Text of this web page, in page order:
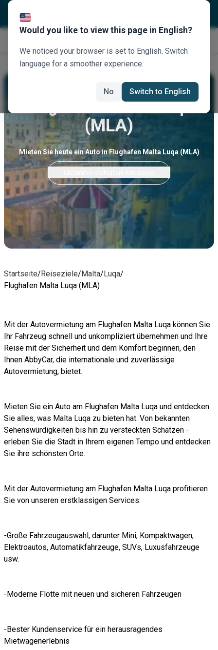
Flughafen Malta Luqa
(MLA)
Mieten Sie heute ein Auto in Flughafen Malta Luqa (MLA)
Startseite/Reiseziele/Malta/Luqa/
Flughafen Malta Luqa (MLA)
Mit der Autovermietung am Flughafen Malta Luqa können Sie
Ihr Fahrzeug schnell und unkompliziert übernehmen und Ihre
Reise mit der Sicherheit und dem Komfort beginnen, den
Ihnen AbbyCar, die internationale und zuverlässige
Autovermietung, bietet.
Mieten Sie ein Auto am Flughafen Malta Luqa und entdecken
Sie alles, was Malta Luqa zu bieten hat. Von bekannten
Sehenswürdigkeiten bis hin zu versteckten Schätzen -
erleben Sie die Stadt in Ihrem eigenen Tempo und entdecken
Sie ihre schönsten Orte.
Mit der Autovermietung am Flughafen Malta Luqa profitieren
Sie von unseren erstklassigen Services:
-Große Fahrzeugauswahl, darunter Mini, Kompaktwagen,
Elektroautos, Automatikfahrzeuge, SUVs, Luxusfahrzeuge
usw.
-Moderne Flotte mit neuen und sicheren Fahrzeugen
-Bester Kundenservice für ein herausragendes
Mietwagenerlebnis
Would you like to view this page in English?
We noticed your browser is set to English. Switch
language for a smoother experience.
No Switch to English